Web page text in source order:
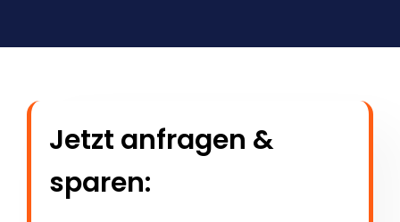
Jetzt anfragen &
sparen: